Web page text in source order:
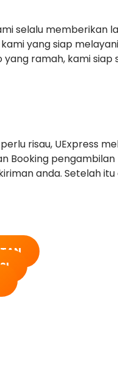
selalu memberikan
yang siap
ramah, kami siap
risau, UExpress
Booking
anda. Setelah itu